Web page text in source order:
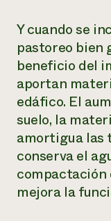
Y cuando se
pastoreo bien
beneficio del
aportan
edáfico. El
suelo, la
amortigua las
conserva el
compactación
mejora la